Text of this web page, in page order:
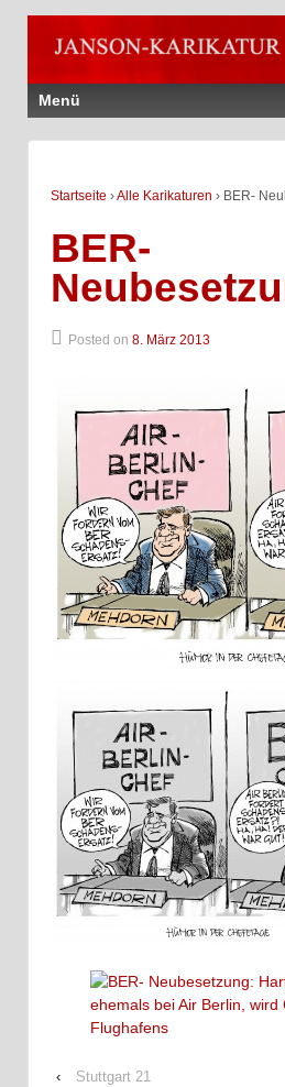
Menü
Startseite ›Alle Karikaturen › BER-
BER-
Posted on 8. März 2013
‹ Stuttgart 21